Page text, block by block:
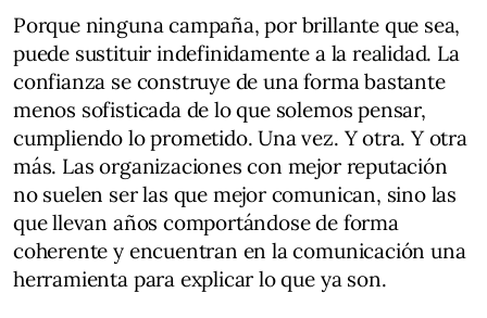
Porque ninguna campaña, por brillante que sea,
puede sustituir indefinidamente a la realidad. La
confianza se construye de una forma bastante
menos sofisticada de lo que solemos pensar,
cumpliendo lo prometido. Una vez. Y otra. Y otra
más. Las organizaciones con mejor reputación
no suelen ser las que mejor comunican, sino las
que llevan años comportándose de forma
coherente y encuentran en la comunicación una
herramienta para explicar lo que ya son.